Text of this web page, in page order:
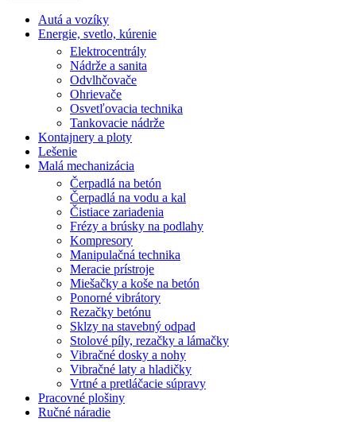
Autá a vozíky
Energie, svetlo, kúrenie
Elektrocentrály
Nádrže a sanita
Odvlhčovače
Ohrievače
Osvetľovacia technika
Tankovacie nádrže
Kontajnery a ploty
Lešenie
Malá mechanizácia
Čerpadlá na betón
Čerpadlá na vodu a kal
Čistiace zariadenia
Frézy a brúsky na podlahy
Kompresory
Manipulačná technika
Meracie prístroje
Miešačky a koše na betón
Ponorné vibrátory
Rezačky betónu
Sklzy na stavebný odpad
Stolové píly, rezačky a lámačky
Vibračné dosky a nohy
Vibračné laty a hladičky
Vrtné a pretláčacie súpravy
Pracovné plošiny
Ručné náradie